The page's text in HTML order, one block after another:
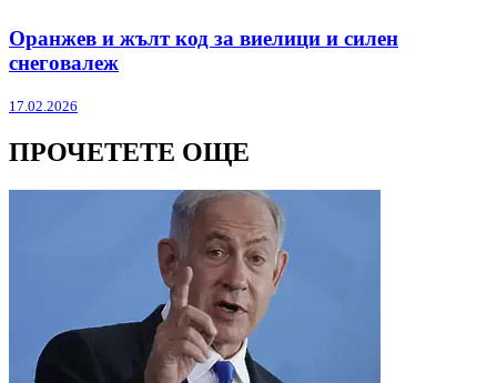
Оранжев и жълт код за виелици и силен
снеговалеж
17.02.2026
ПРОЧЕТЕТЕ ОЩЕ